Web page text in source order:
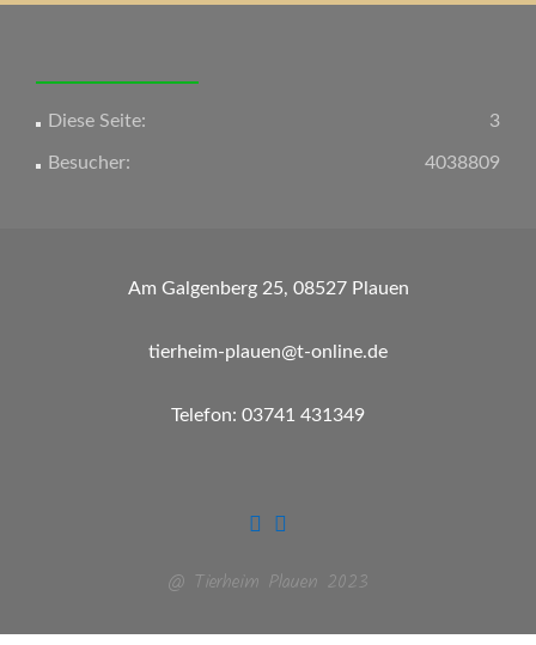
3
Diese Seite:
4038809
Besucher:
Am Galgenberg 25, 08527 Plauen
tierheim-plauen@t-online.de
Telefon: 03741 431349
@ Tierheim Plauen 2023